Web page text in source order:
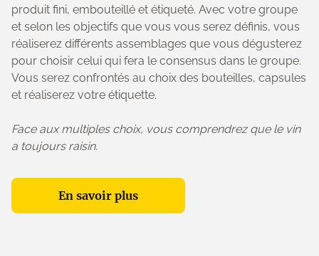
produit fini, embouteillé et étiqueté. Avec votre groupe
et selon les objectifs que vous vous serez définis, vous
réaliserez différents assemblages que vous dégusterez
pour choisir celui qui fera le consensus dans le groupe.
Vous serez confrontés au choix des bouteilles, capsules
et réaliserez votre étiquette.
Face aux multiples choix, vous comprendrez que le vin
a toujours raisin.
En savoir plus